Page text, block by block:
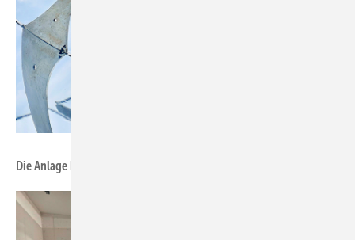
Die Anlage bei Novartis deckt den Bedarf an Prozesswärme ab.